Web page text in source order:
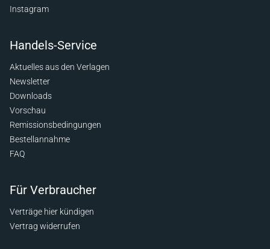
Instagram
Handels-Service
Aktuelles aus den Verlagen
Newsletter
Downloads
Vorschau
Remissionsbedingungen
Bestellannahme
FAQ
Für Verbraucher
Verträge hier kündigen
Vertrag widerrufen